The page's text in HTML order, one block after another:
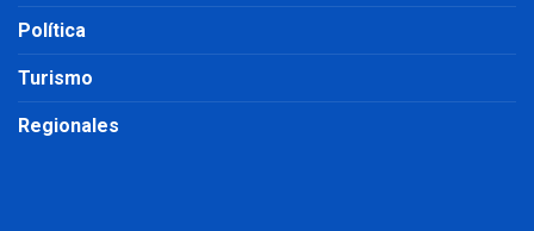
Política
Turismo
Regionales